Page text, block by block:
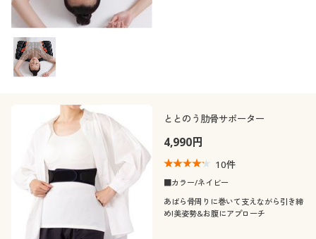
ととのう肋骨サポーター
4,990円
10件
■カラー/ネイビー
あばら骨周りに巻いて支えながら引き締
め!美姿勢&お腹にアプローチ